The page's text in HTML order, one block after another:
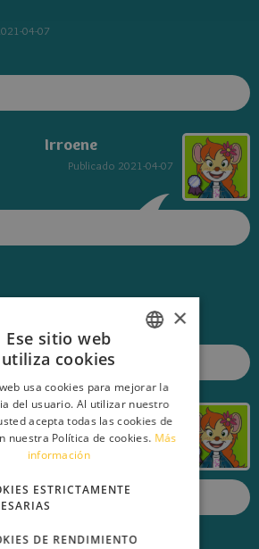
04-07
Irroene
Publicado 2021-04-07
04-07
Irroene
Publicado2021-04-07
ITALIAN
ENGLISH
FRENCH
SPANISH
×
Ese sitio web
utiliza cookies
usa cookies para mejorar la
del usuario. Al utilizar nuestro
acepta todas las cookies de
nuestra Política de cookies. Más
información
ESTRICTAMENTE
DE RENDIMIENTO